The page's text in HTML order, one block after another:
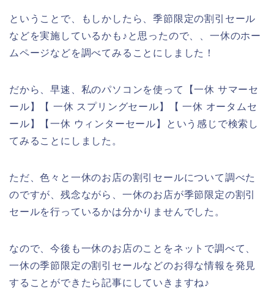
ということで、もしかしたら、季節限定の割引セール
などを実施しているかも♪と思ったので、、一休のホー
ムページなどを調べてみることにしました！
だから、早速、私のパソコンを使って【一休 サマーセ
ール】【 一休 スプリングセール】【 一休 オータムセ
ール】【一休 ウィンターセール】という感じで検索し
てみることにしました。
ただ、色々と一休のお店の割引セールについて調べた
のですが、残念ながら、一休のお店が季節限定の割引
セールを行っているかは分かりませんでした。
なので、今後も一休のお店のことをネットで調べて、
一休の季節限定の割引セールなどのお得な情報を発見
することができたら記事にしていきますね♪